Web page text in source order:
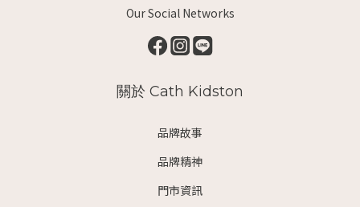
Our Social Networks
關於 Cath Kidston
品牌故事
品牌精神
門市資訊